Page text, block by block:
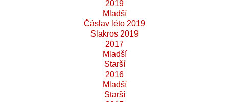
2019
Mladší
Čáslav léto 2019
Slakros 2019
2017
Mladší
Starší
2016
Mladší
Starší